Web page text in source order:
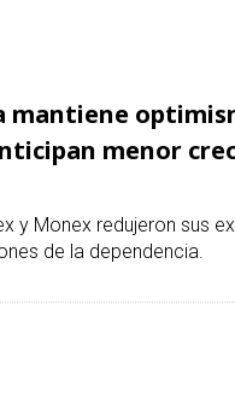
mantiene
menor
y Monex redujeron sus
de la dependencia.